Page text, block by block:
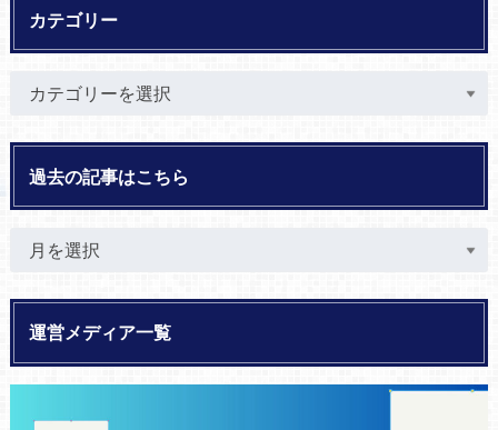
カテゴリー
過去の記事はこちら
運営メディア一覧